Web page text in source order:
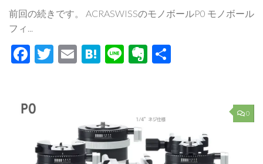
前回の続きです。 ACRASWISSのモノボールP0 モノボール
フィ...
Facebook
Twitter
EmailHatena
LineEvernote
0